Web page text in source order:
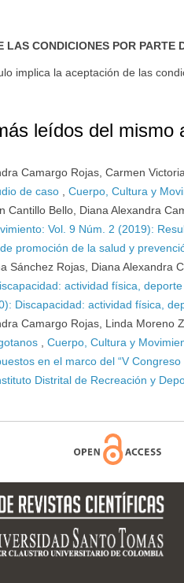
LAS CONDICIONES POR PARTE
implica la aceptación de las
leídos del mismo
Camargo Rojas, Carmen
de caso
,Cuerpo, Cultura y
Cantillo Bello, Diana Alexandra
Vol. 9 Núm. 2 (2019):
promoción de la salud y
Sánchez Rojas, Diana Alexandra
actividad física,
Discapacidad: actividad física,
Camargo Rojas, Linda Moreno
,Cuerpo, Cultura y
en el marco del “V
Distrital de Recreación y